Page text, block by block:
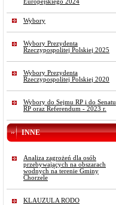
Europejskiego 2024
Wybory
Wybory Prezydenta
Rzeczypospolitej Polskiej 2025
Wybory Prezydenta
Rzeczypospolitej Polskiej 2020
Wybory do Sejmu RP i do Senatu
RP oraz Referendum - 2023 r.
INNE
Analiza zagrożeń dla osób
przebywających na obszarach
wodnych na terenie Gminy
Chorzele
KLAUZULA RODO